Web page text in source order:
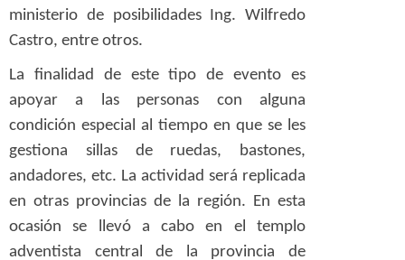
ministerio de posibilidades Ing. Wilfredo
Castro, entre otros.
La finalidad de este tipo de evento es
apoyar a las personas con alguna
condición especial al tiempo en que se les
gestiona sillas de ruedas, bastones,
andadores, etc. La actividad será replicada
en otras provincias de la región. En esta
ocasión se llevó a cabo en el templo
adventista central de la provincia de